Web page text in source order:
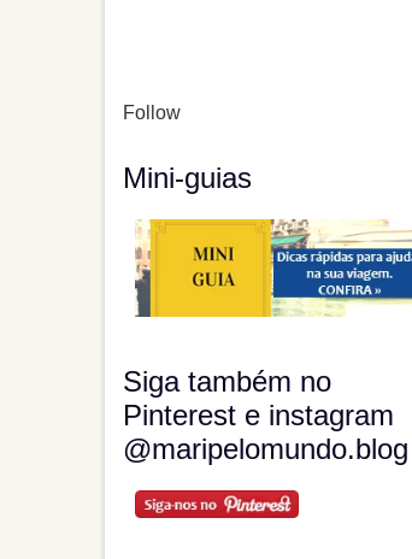
Follow
Mini-guias
Siga também no
Pinterest e instagram
@maripelomundo.blog